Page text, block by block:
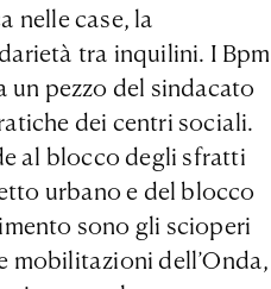
nelle case, la
tra inquilini. I Bpm
un pezzo del sindacato
dei centri sociali.
al blocco degli sfratti
urbano e del blocco
sono gli scioperi
mobilitazioni dell’Onda,